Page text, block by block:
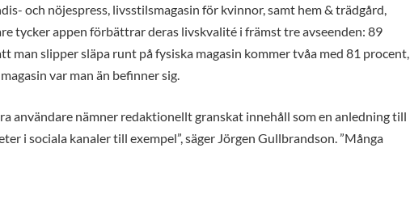
och nöjespress, livsstilsmagasin för kvinnor, samt hem & trädgård,
tycker appen förbättrar deras livskvalité i främst tre avseenden: 89
slipper släpa runt på fysiska magasin kommer tvåa med 81 procent,
var man än befinner sig.
användare nämner redaktionellt granskat innehåll som en anledning till
i sociala kanaler till exempel”, säger Jörgen Gullbrandson. ”Många